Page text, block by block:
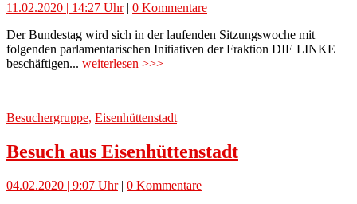
11.02.2020 | 14:27 Uhr| 0 Kommentare
Der Bundestag wird sich in der laufenden Sitzungswoche mit
folgenden parlamentarischen Initiativen der Fraktion DIE LINKE
beschäftigen... weiterlesen >>>
Besuchergruppe, Eisenhüttenstadt
Besuch aus Eisenhüttenstadt
04.02.2020 | 9:07 Uhr| 0 Kommentare